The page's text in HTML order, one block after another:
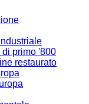
di primo '800
restaurato